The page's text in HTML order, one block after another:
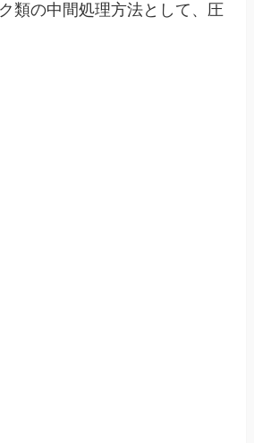
類の中間処理方法として、圧